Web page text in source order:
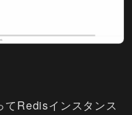
てRedisインスタンス